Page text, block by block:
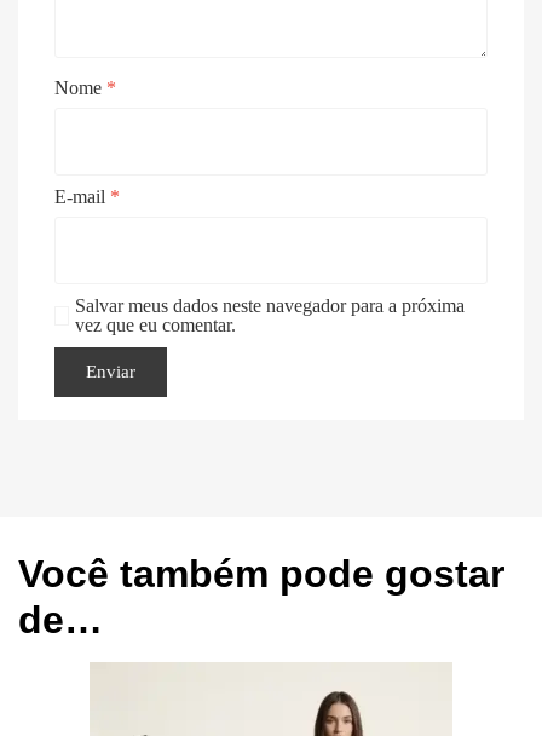
Nome *
E-mail *
Salvar meus dados neste navegador para a próxima
vez que eu comentar.
Você também pode gostar
de…